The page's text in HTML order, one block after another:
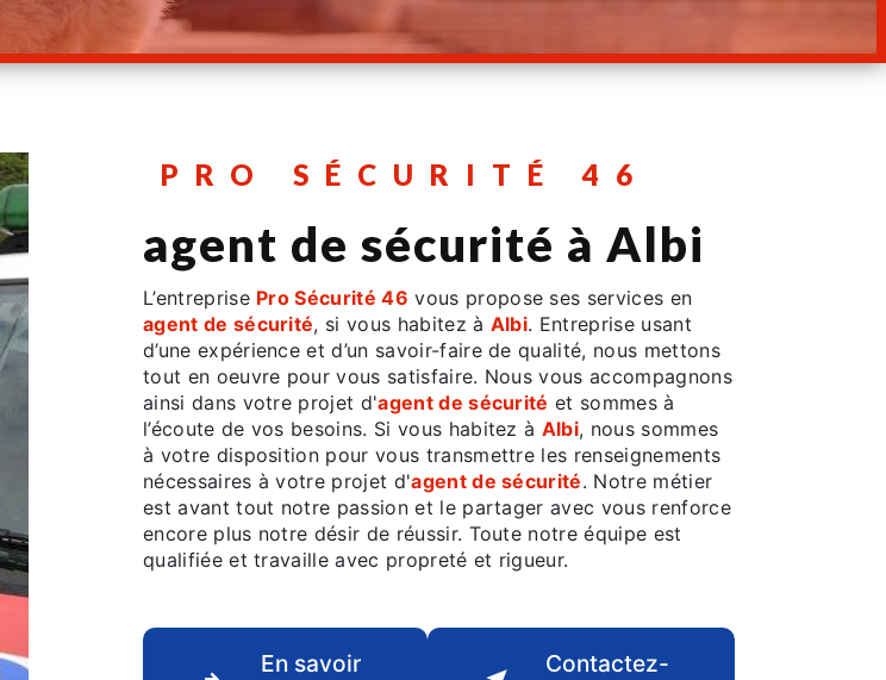
PRO SÉCURITÉ 46
agent de sécurité à Albi
L’entreprise Pro Sécurité 46 vous propose ses services en
agent de sécurité, si vous habitez à Albi. Entreprise usant
d’une expérience et d’un savoir-faire de qualité, nous mettons
tout en oeuvre pour vous satisfaire. Nous vous accompagnons
ainsi dans votre projet d'agent de sécurité et sommes à
l’écoute de vos besoins. Si vous habitez à Albi, nous sommes
à votre disposition pour vous transmettre les renseignements
nécessaires à votre projet d'agent de sécurité. Notre métier
est avant tout notre passion et le partager avec vous renforce
encore plus notre désir de réussir. Toute notre équipe est
qualifiée et travaille avec propreté et rigueur.
En savoir
Contactez-